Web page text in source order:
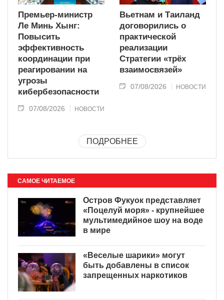
Премьер-министр
Ле Минь Хынг:
Повысить
эффективность
координации при
реагировании на
угрозы
кибербезопасности
07/08/2026 НОВОСТИ
Вьетнам и Таиланд
договорились о
практической
реализации
Стратегии «трёх
взаимосвязей»
07/08/2026 НОВОСТИ
ПОДРОБНЕЕ
САМОЕ ЧИТАЕМОЕ
Остров Фукуок представляет
«Поцелуй моря» - крупнейшее
мультимедийное шоу на воде
в мире
«Веселые шарики» могут
быть добавлены в список
запрещенных наркотиков